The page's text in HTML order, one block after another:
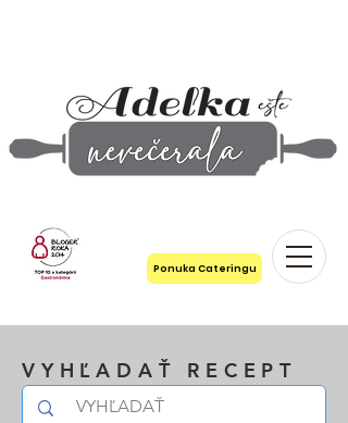
Ponuka Cateringu
VYHĽADAŤ RECEPT